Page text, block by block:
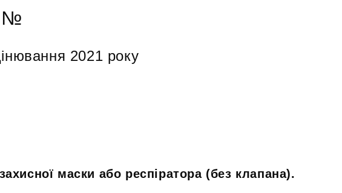
№
2021 року
маски або респіратора (без клапана).